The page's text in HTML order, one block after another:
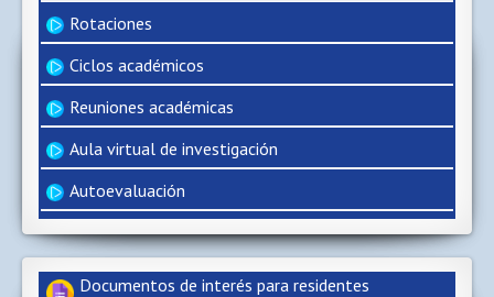
Rotaciones
Ciclos académicos
Reuniones académicas
Aula virtual de investigación
Autoevaluación
Documentos de interés para residentes